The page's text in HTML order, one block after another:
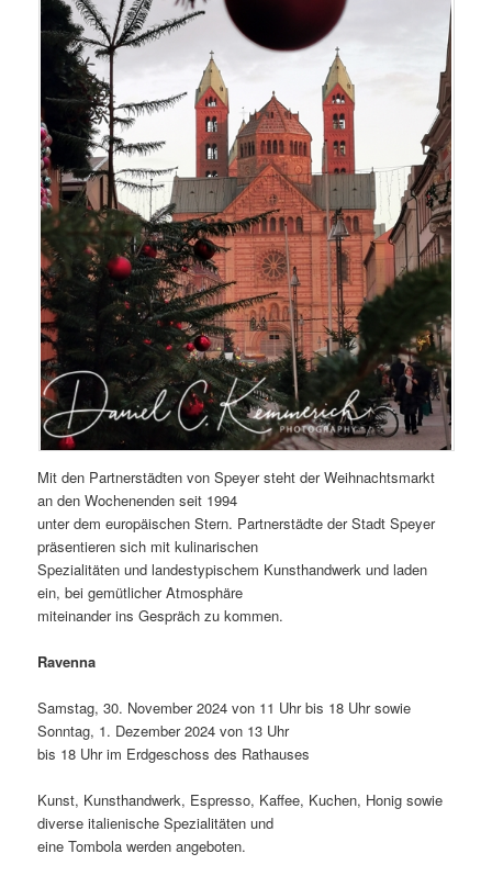
Mit den Partnerstädten von Speyer steht der Weihnachtsmarkt
an den Wochenenden seit 1994
unter dem europäischen Stern. Partnerstädte der Stadt Speyer
präsentieren sich mit kulinarischen
Spezialitäten und landestypischem Kunsthandwerk und laden
ein, bei gemütlicher Atmosphäre
miteinander ins Gespräch zu kommen.
Ravenna
Samstag, 30. November 2024 von 11 Uhr bis 18 Uhr sowie
Sonntag, 1. Dezember 2024 von 13 Uhr
bis 18 Uhr im Erdgeschoss des Rathauses
Kunst, Kunsthandwerk, Espresso, Kaffee, Kuchen, Honig sowie
diverse italienische Spezialitäten und
eine Tombola werden angeboten.